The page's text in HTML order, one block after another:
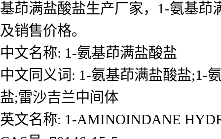
基茚满盐酸盐生产厂家，1-氨基
及销售价格。
中文名称: 1-氨基茚满盐酸盐
中文同义词: 1-氨基茚满盐酸盐;1-
盐;雷沙吉兰中间体
英文名称: 1-AMINOINDANE